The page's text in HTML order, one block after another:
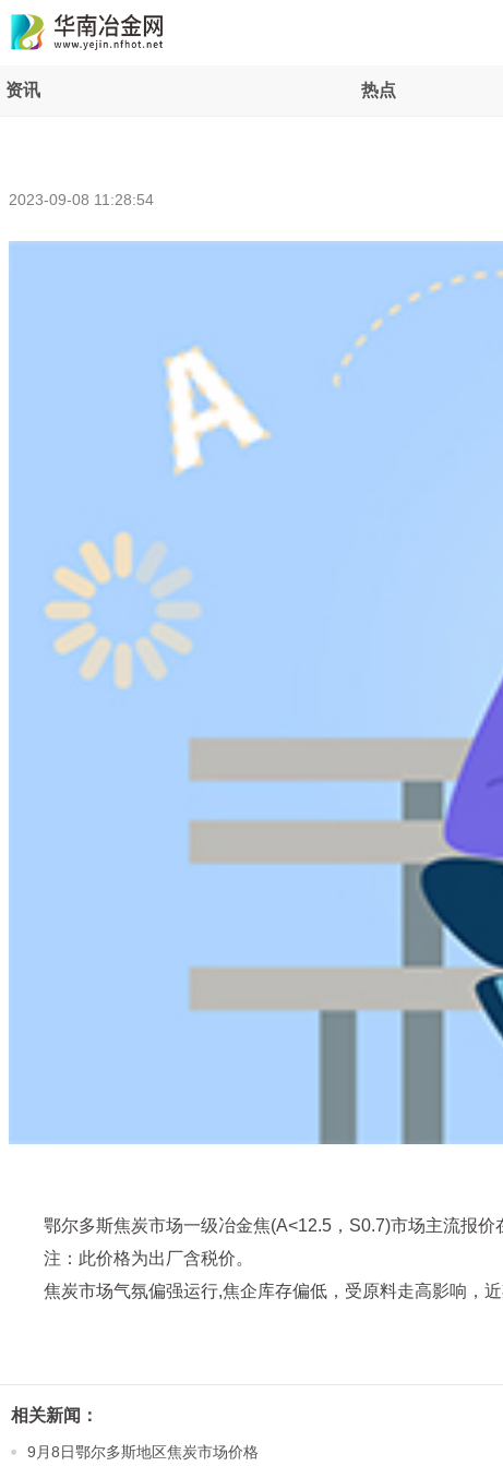
资讯 热点
2023-09-08 11:28:54
鄂尔多斯焦炭市场一级冶金焦(A<12.5，S0.7)市场主流报
注：此价格为出厂含税价。
焦炭市场气氛偏强运行,焦企库存偏低，受原料走高影响，
相关新闻：
9月8日鄂尔多斯地区焦炭市场价格